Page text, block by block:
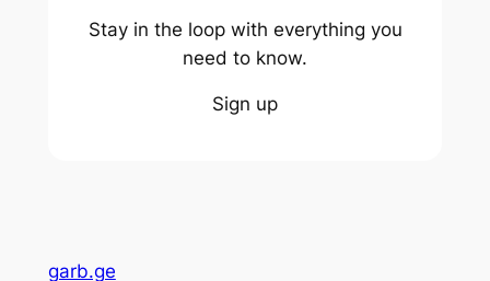
Stay in the loop with everything you
need to know.
Sign up
garb.ge